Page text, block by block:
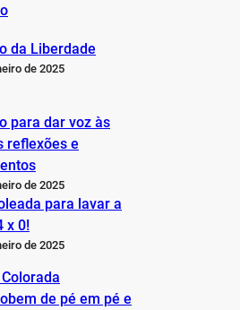
da Liberdade
de 2025
para dar voz às
reflexões e
de 2025
para lavar a
x 0!
de 2025
de pé em pé e